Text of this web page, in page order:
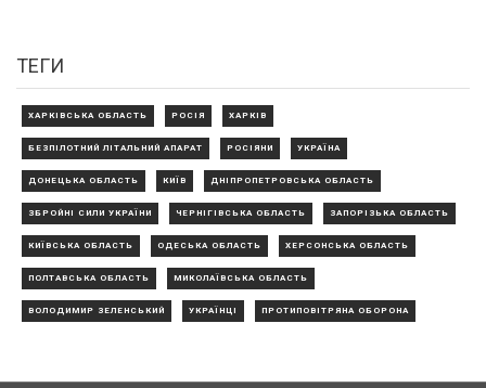
ТЕГИ
ХАРКІВСЬКА ОБЛАСТЬ РОСІЯ ХАРКІВ
БЕЗПІЛОТНИЙ ЛІТАЛЬНИЙ АПАРАТ РОСІЯНИ УКРАЇНА
ДОНЕЦЬКА ОБЛАСТЬ КИЇВ ДНІПРОПЕТРОВСЬКА ОБЛАСТЬ
ЗБРОЙНІ СИЛИ УКРАЇНИ ЧЕРНІГІВСЬКА ОБЛАСТЬ ЗАПОРІЗЬКА ОБЛАСТЬ
КИЇВСЬКА ОБЛАСТЬ ОДЕСЬКА ОБЛАСТЬ ХЕРСОНСЬКА ОБЛАСТЬ
ПОЛТАВСЬКА ОБЛАСТЬ МИКОЛАЇВСЬКА ОБЛАСТЬ
ВОЛОДИМИР ЗЕЛЕНСЬКИЙ УКРАЇНЦІ ПРОТИПОВІТРЯНА ОБОРОНА